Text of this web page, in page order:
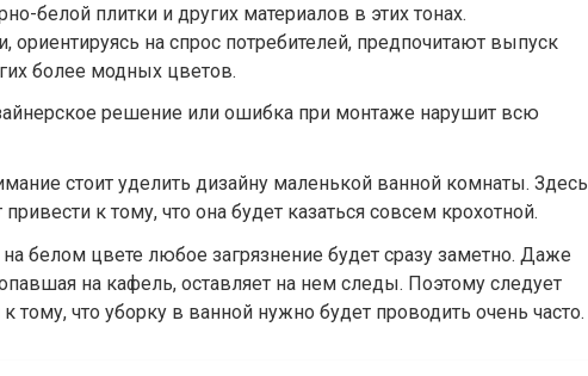
белой плитки и других материалов в этих тонах.
ориентируясь на спрос потребителей, предпочитают выпуск
более модных цветов.
решение или ошибка при монтаже нарушит всю
стоит уделить дизайну маленькой ванной комнаты. Здесь
к тому, что она будет казаться совсем крохотной.
белом цвете любое загрязнение будет сразу заметно. Даже
на кафель, оставляет на нем следы. Поэтому следует
к тому, что уборку в ванной нужно будет проводить очень часто.